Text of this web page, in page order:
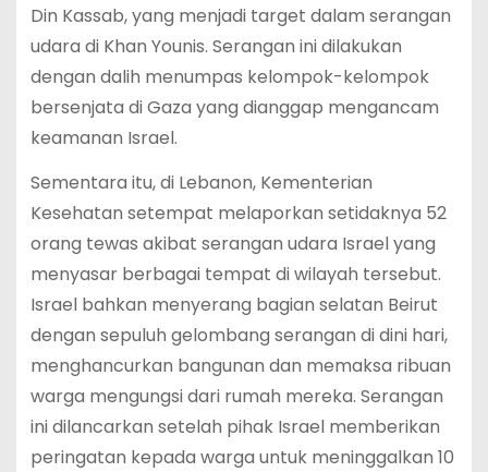
Din Kassab, yang menjadi target dalam serangan
udara di Khan Younis. Serangan ini dilakukan
dengan dalih menumpas kelompok-kelompok
bersenjata di Gaza yang dianggap mengancam
keamanan Israel.
Sementara itu, di Lebanon, Kementerian
Kesehatan setempat melaporkan setidaknya 52
orang tewas akibat serangan udara Israel yang
menyasar berbagai tempat di wilayah tersebut.
Israel bahkan menyerang bagian selatan Beirut
dengan sepuluh gelombang serangan di dini hari,
menghancurkan bangunan dan memaksa ribuan
warga mengungsi dari rumah mereka. Serangan
ini dilancarkan setelah pihak Israel memberikan
peringatan kepada warga untuk meninggalkan 10